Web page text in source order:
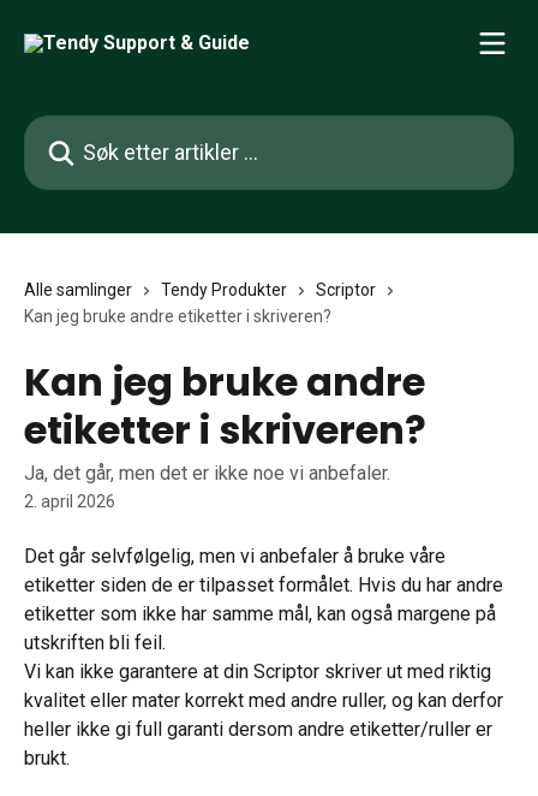
Søk etter artikler ...
Alle samlinger Tendy Produkter
Scriptor
Kan jeg bruke andre etiketter i skriveren?
Kan jeg bruke andre
etiketter i skriveren?
Ja, det går, men det er ikke noe vi anbefaler.
2. april 2026
Det går selvfølgelig, men vi anbefaler å bruke våre
etiketter siden de er tilpasset formålet. Hvis du har andre
etiketter som ikke har samme mål, kan også margene på
utskriften bli feil.
Vi kan ikke garantere at din Scriptor skriver ut med riktig
kvalitet eller mater korrekt med andre ruller, og kan derfor
heller ikke gi full garanti dersom andre etiketter/ruller er
brukt.